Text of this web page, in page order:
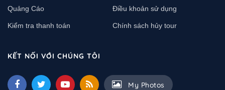
Quảng Cáo Điều khoản sử dụng
Kiểm tra thanh toán Chính sách hủy tour
KẾT NỐI VỚI CHÚNG TÔI
My Photos